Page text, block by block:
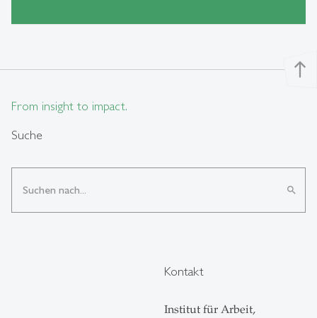
north
From insight to impact.
Suche
search
Kontakt
Institut für Arbeit,